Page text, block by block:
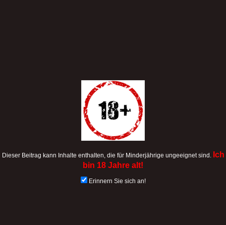
Dieser Beitrag kann Inhalte enthalten, die für Minderjährige ungeeignet sind.
Ich
bin 18 Jahre alt!
Erinnern Sie sich an!